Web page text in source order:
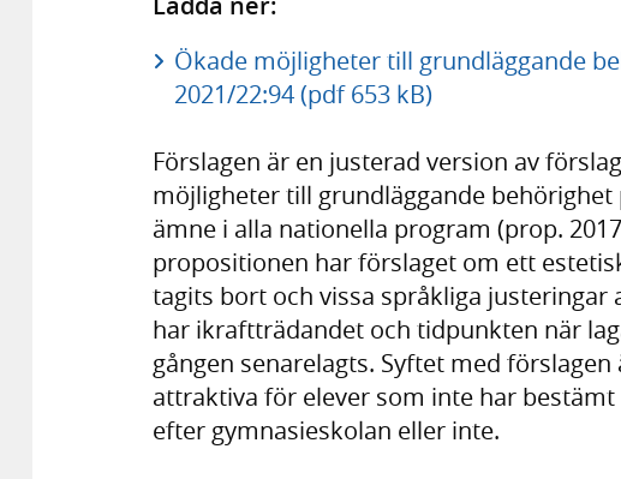
Ökade möjligheter till grundläggande
2021/22:94 (pdf 653 kB)
Förslagen är en justerad version av
möjligheter till grundläggande
ämne i alla nationella program (prop.
propositionen har förslaget om ett
tagits bort och vissa språkliga justeringar
har ikraftträdandet och tidpunkten när
gången senarelagts. Syftet med
attraktiva för elever som inte har
efter gymnasieskolan eller inte.